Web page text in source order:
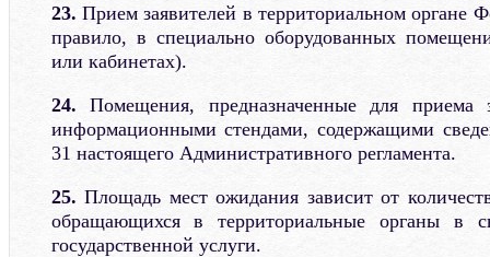
23. Прием заявителей в территориальном органе
правило, в специально оборудованных
или кабинетах).
24. Помещения, предназначенные для приема
информационными стендами, содержащими
31 настоящего Административного регламента.
25. Площадь мест ожидания зависит от
обращающихся в территориальные органы в
государственной услуги.